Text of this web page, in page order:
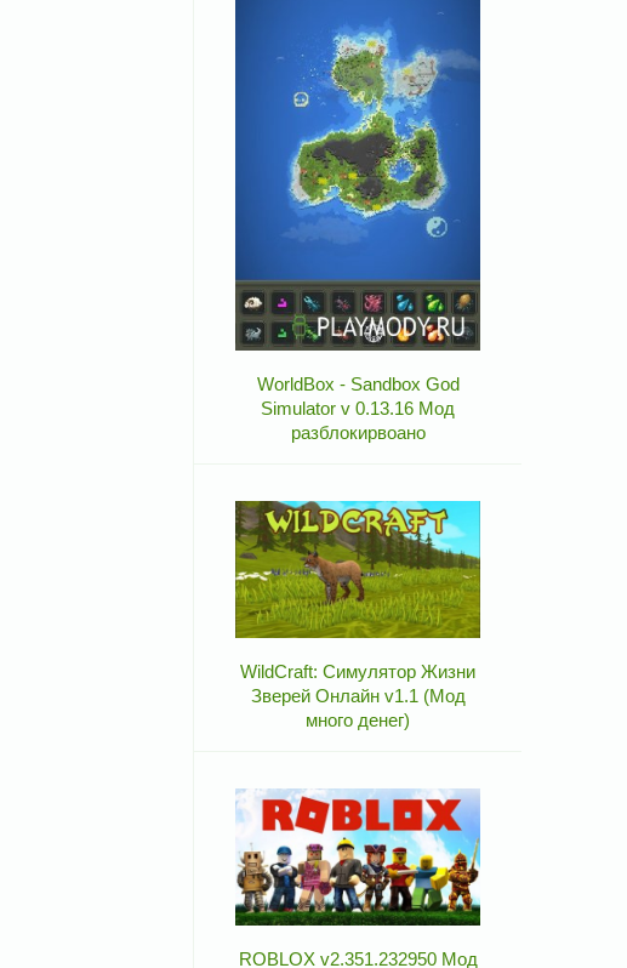
WorldBox - Sandbox God
Simulator v 0.13.16 Мод
разблокирвоано
WildCraft: Симулятор Жизни
Зверей Онлайн v1.1 (Мод
много денег)
ROBLOX v2.351.232950 Мод